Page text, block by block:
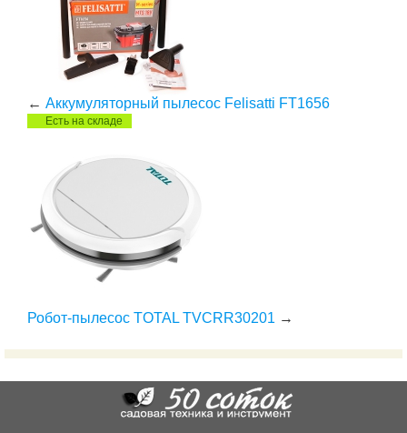
← Аккумуляторный пылесос Felisatti FT1656
Есть на складе
Робот-пылесос TOTAL TVCRR30201 →